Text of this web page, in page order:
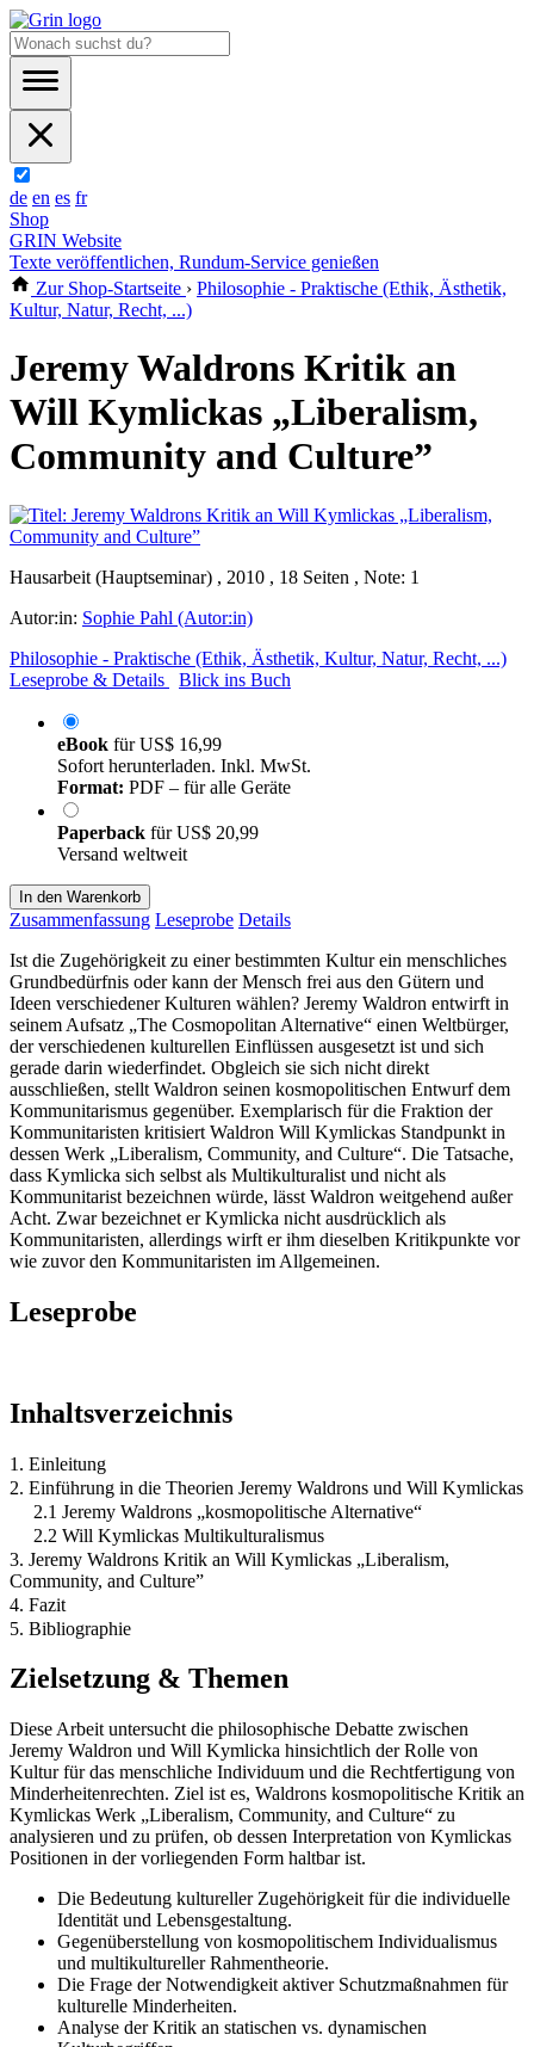
de en es fr
Shop
GRIN Website
Texte veröffentlichen, Rundum-Service genießen
Zur Shop-Startseite › Philosophie - Praktische (Ethik, Ästhetik,
Kultur, Natur, Recht, ...)
Jeremy Waldrons Kritik an
Will Kymlickas „Liberalism,
Community and Culture”
Hausarbeit (Hauptseminar) , 2010 , 18 Seiten , Note: 1
Autor:in: Sophie Pahl (Autor:in)
Philosophie - Praktische (Ethik, Ästhetik, Kultur, Natur, Recht, ...)
Leseprobe & Details
Blick ins Buch
eBook fürUS$ 16,99
Sofort herunterladen. Inkl. MwSt.
Format: PDF – für alle Geräte
Paperback fürUS$ 20,99
Versand weltweit
In den Warenkorb
Zusammenfassung Leseprobe Details
Ist die Zugehörigkeit zu einer bestimmten Kultur ein menschliches
Grundbedürfnis oder kann der Mensch frei aus den Gütern und
Ideen verschiedener Kulturen wählen? Jeremy Waldron entwirft in
seinem Aufsatz „The Cosmopolitan Alternative“ einen Weltbürger,
der verschiedenen kulturellen Einflüssen ausgesetzt ist und sich
gerade darin wiederfindet. Obgleich sie sich nicht direkt
ausschließen, stellt Waldron seinen kosmopolitischen Entwurf dem
Kommunitarismus gegenüber. Exemplarisch für die Fraktion der
Kommunitaristen kritisiert Waldron Will Kymlickas Standpunkt in
dessen Werk „Liberalism, Community, and Culture“. Die Tatsache,
dass Kymlicka sich selbst als Multikulturalist und nicht als
Kommunitarist bezeichnen würde, lässt Waldron weitgehend außer
Acht. Zwar bezeichnet er Kymlicka nicht ausdrücklich als
Kommunitaristen, allerdings wirft er ihm dieselben Kritikpunkte vor
wie zuvor den Kommunitaristen im Allgemeinen.
Leseprobe
Inhaltsverzeichnis
1. Einleitung
2. Einführung in die Theorien Jeremy Waldrons und Will Kymlickas
2.1 Jeremy Waldrons „kosmopolitische Alternative“
2.2 Will Kymlickas Multikulturalismus
3. Jeremy Waldrons Kritik an Will Kymlickas „Liberalism,
Community, and Culture”
4. Fazit
5. Bibliographie
Zielsetzung & Themen
Diese Arbeit untersucht die philosophische Debatte zwischen
Jeremy Waldron und Will Kymlicka hinsichtlich der Rolle von
Kultur für das menschliche Individuum und die Rechtfertigung von
Minderheitenrechten. Ziel ist es, Waldrons kosmopolitische Kritik an
Kymlickas Werk „Liberalism, Community, and Culture“ zu
analysieren und zu prüfen, ob dessen Interpretation von Kymlickas
Positionen in der vorliegenden Form haltbar ist.
Die Bedeutung kultureller Zugehörigkeit für die individuelle
Identität und Lebensgestaltung.
Gegenüberstellung von kosmopolitischem Individualismus
und multikultureller Rahmentheorie.
Die Frage der Notwendigkeit aktiver Schutzmaßnahmen für
kulturelle Minderheiten.
Analyse der Kritik an statischen vs. dynamischen